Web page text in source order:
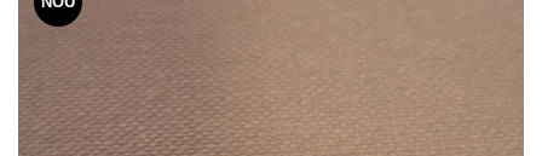
Inele
Lanturi
Bratari